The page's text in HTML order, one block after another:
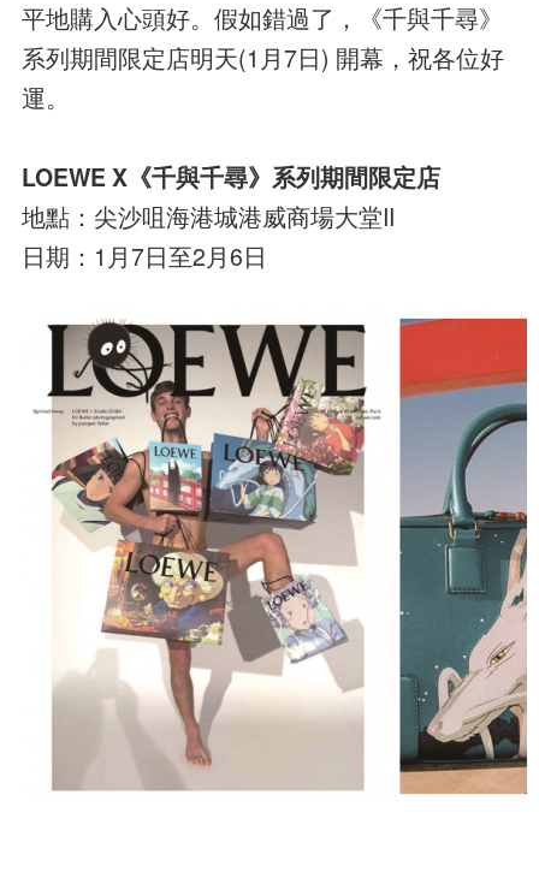
平地購入心頭好。假如錯過了，《千與千尋》
系列期間限定店明天(1月7日) 開幕，祝各位好
運。
LOEWE X《千與千尋》系列期間限定店
地點：尖沙咀海港城港威商場大堂II
日期：1月7日至2月6日